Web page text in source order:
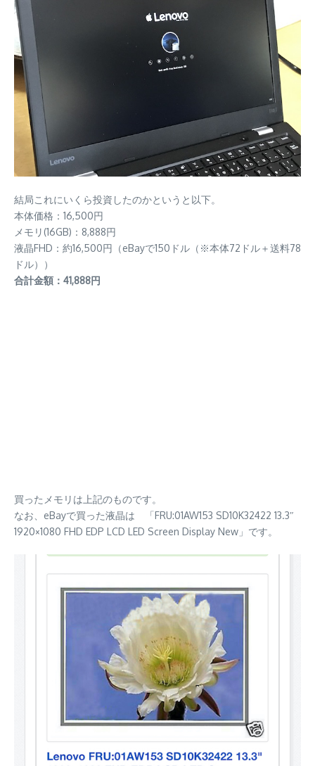
結局これにいくら投資したのかというと以下。
本体価格：16,500円
メモリ(16GB)：8,888円
液晶FHD：約16,500円（eBayで150ドル（※本体72ドル＋送料78
ドル））
合計金額：41,888円
買ったメモリは上記のものです。
なお、eBayで買った液晶は 「FRU:01AW153 SD10K32422 13.3″
1920×1080 FHD EDP LCD LED Screen Display New」です。